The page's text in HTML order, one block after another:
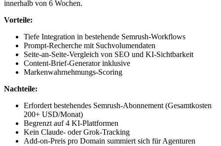
innerhalb von 6 Wochen.
Vorteile:
Tiefe Integration in bestehende Semrush-Workflows
Prompt-Recherche mit Suchvolumendaten
Seite-an-Seite-Vergleich von SEO und KI-Sichtbarkeit
Content-Brief-Generator inklusive
Markenwahrnehmungs-Scoring
Nachteile:
Erfordert bestehendes Semrush-Abonnement (Gesamtkosten
200+ USD/Monat)
Begrenzt auf 4 KI-Plattformen
Kein Claude- oder Grok-Tracking
Add-on-Preis pro Domain summiert sich für Agenturen